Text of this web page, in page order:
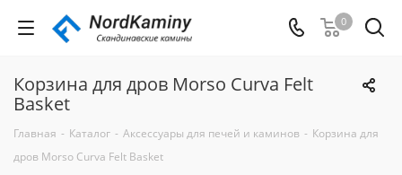
0
Корзина для дров Morso Curva Felt
Basket
Главная - Каталог - Аксессуары для печей и каминов - Корзина для
дров Morso Curva Felt Basket